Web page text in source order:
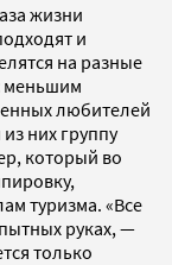
жизни
и
на разные
меньшим
любителей
них группу
который во
туризма. «Все
руках, —
только